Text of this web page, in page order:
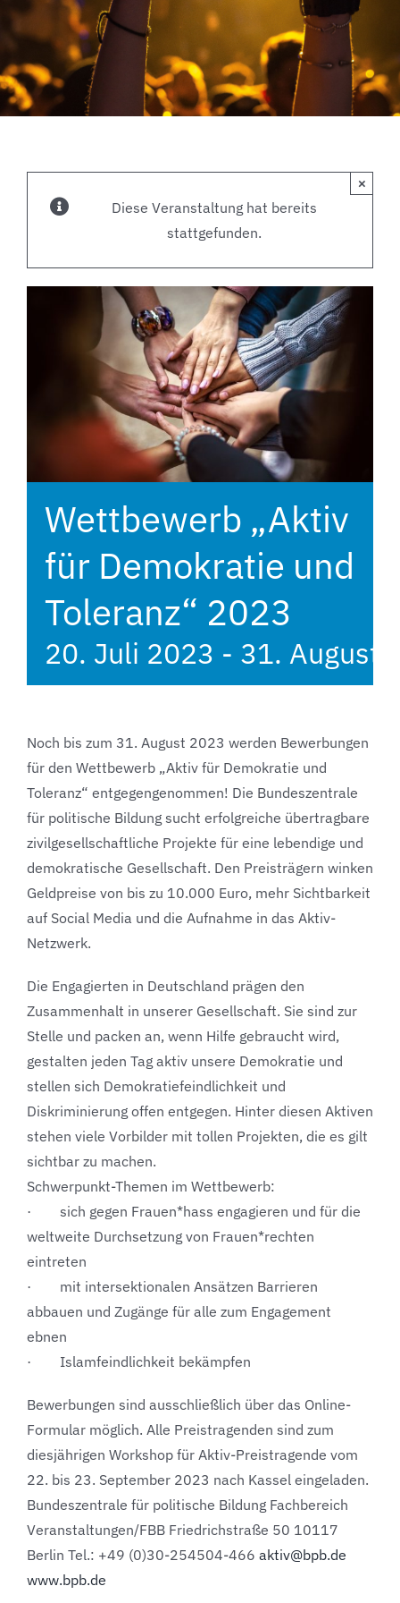
Diese Veranstaltung hat bereits
stattgefunden.
×
Wettbewerb „Aktiv
für Demokratie und
Toleranz“ 2023
20. Juli 2023 - 31. August
Noch bis zum 31. August 2023 werden Bewerbungen
für den Wettbewerb „Aktiv für Demokratie und
Toleranz“ entgegengenommen! Die Bundeszentrale
für politische Bildung sucht erfolgreiche übertragbare
zivilgesellschaftliche Projekte für eine lebendige und
demokratische Gesellschaft. Den Preisträgern winken
Geldpreise von bis zu 10.000 Euro, mehr Sichtbarkeit
auf Social Media und die Aufnahme in das Aktiv-
Netzwerk.
Die Engagierten in Deutschland prägen den
Zusammenhalt in unserer Gesellschaft. Sie sind zur
Stelle und packen an, wenn Hilfe gebraucht wird,
gestalten jeden Tag aktiv unsere Demokratie und
stellen sich Demokratiefeindlichkeit und
Diskriminierung offen entgegen. Hinter diesen Aktiven
stehen viele Vorbilder mit tollen Projekten, die es gilt
sichtbar zu machen.
Schwerpunkt-Themen im Wettbewerb:
· sich gegen Frauen*hass engagieren und für die
weltweite Durchsetzung von Frauen*rechten
eintreten
· mit intersektionalen Ansätzen Barrieren
abbauen und Zugänge für alle zum Engagement
ebnen
· Islamfeindlichkeit bekämpfen
Bewerbungen sind ausschließlich über das Online-
Formular möglich. Alle Preistragenden sind zum
diesjährigen Workshop für Aktiv-Preistragende vom
22. bis 23. September 2023 nach Kassel eingeladen.
Bundeszentrale für politische Bildung Fachbereich
Veranstaltungen/FBB Friedrichstraße 50 10117
Berlin Tel.: +49 (0)30-254504-466 aktiv@bpb.de
www.bpb.de